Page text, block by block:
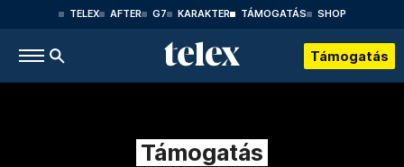
TELEX AFTER G7 KARAKTER TÁMOGATÁS SHOP
Támogatás
Támogatás